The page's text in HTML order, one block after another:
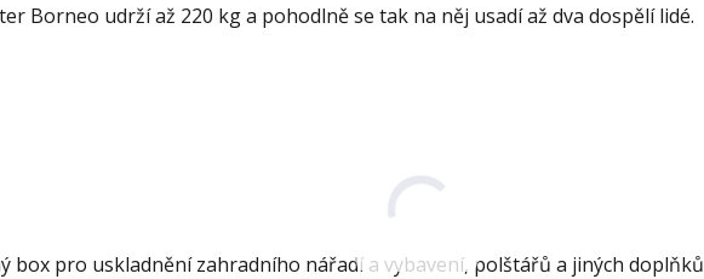
Borneo udrží až 220 kg a pohodlně se tak na něj usadí až dva dospělí lidé.
box pro uskladnění zahradního nářadí a vybavení, polštářů a jiných doplňků